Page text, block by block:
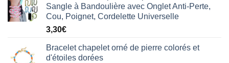
Sangle à Bandoulière avec Onglet Anti-Perte,
Cou, Poignet, Cordelette Universelle
3,30€
Bracelet chapelet orné de pierre colorés et
d'étoiles dorées